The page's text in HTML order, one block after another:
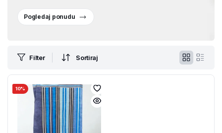
Pogledaj ponudu
Filter Sortiraj
10%